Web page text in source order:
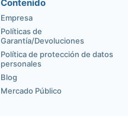
Contenido
Empresa
Políticas de
Garantía/Devoluciones
Política de protección de datos
personales
Blog
Mercado Público